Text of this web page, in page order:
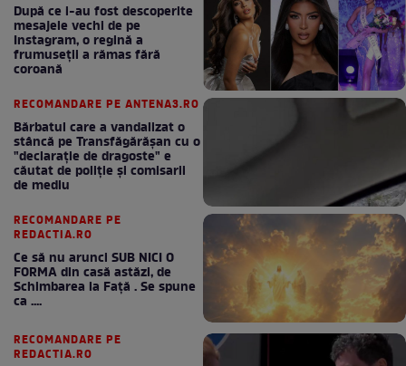
După ce i-au fost descoperite
mesajele vechi de pe
Instagram, o regină a
frumuseții a rămas fără
coroană
RECOMANDARE PE ANTENA3.RO
Bărbatul care a vandalizat o
stâncă pe Transfăgărășan cu o
"declaraţie de dragoste" e
căutat de poliție și comisarii
de mediu
RECOMANDARE PE
REDACTIA.RO
Ce să nu arunci SUB NICI O
FORMA din casă astăzi, de
Schimbarea la Față . Se spune
ca ....
RECOMANDARE PE
REDACTIA.RO